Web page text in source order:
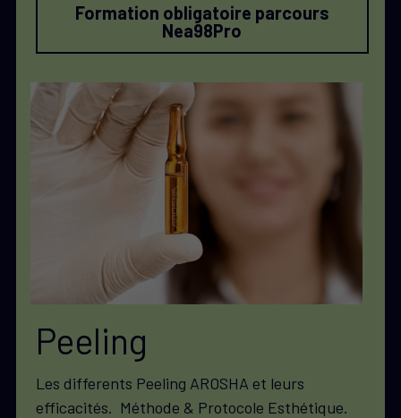
Formation obligatoire parcours
Nea98Pro
Peeling
Les differents Peeling AROSHA et leurs
efficacités.  Méthode & Protocole Esthétique.